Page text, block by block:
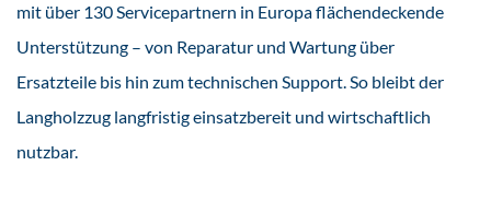
mit über 130 Servicepartnern in Europa flächendeckende
Unterstützung – von Reparatur und Wartung über
Ersatzteile bis hin zum technischen Support. So bleibt der
Langholzzug langfristig einsatzbereit und wirtschaftlich
nutzbar.